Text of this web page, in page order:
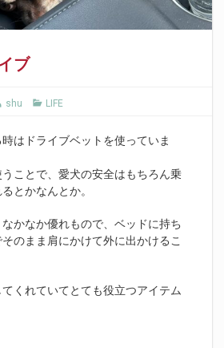
ブ
shu LIFE
はドライブベットを使っていま
うことで、愛犬の安全はもちろん乗
とかなんとか。
かなか優れもので、ベッドに持ち
のまま肩にかけて外に出かけるこ
くれていてとても役立つアイテム